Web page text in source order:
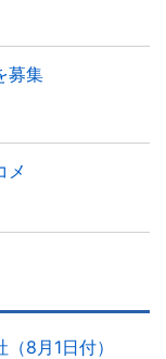
募集
メ
8月1日付）